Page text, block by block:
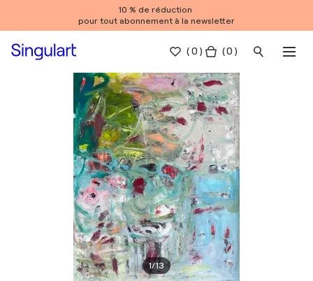
10 % de réduction
pour tout abonnement à la newsletter
(0 ) ( 0 )
1/13